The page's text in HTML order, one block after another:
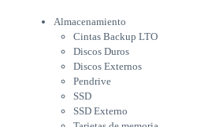
Cámaras
Cargadores
IOT
Pantalla de proyección
Pantallas
Parlantes
Proyectores
Almacenamiento
Cintas Backup LTO
Discos Duros
Discos Externos
Pendrive
SSD
SSD Externo